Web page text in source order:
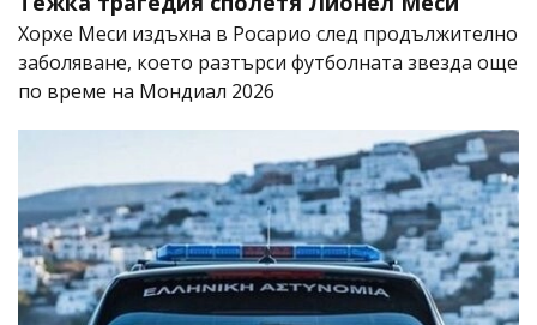
Хорхе Меси издъхна в Росарио след продължително
заболяване, което разтърси футболната звезда още
по време на Мондиал 2026